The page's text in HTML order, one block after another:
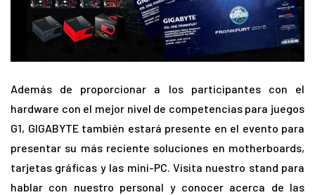
Además de proporcionar a los participantes con el
hardware con el mejor nivel de competencias para juegos
G1, GIGABYTE también estará presente en el evento para
presentar su más reciente soluciones en motherboards,
tarjetas gráficas y las mini-PC. Visita nuestro stand para
hablar con nuestro personal y conocer acerca de las